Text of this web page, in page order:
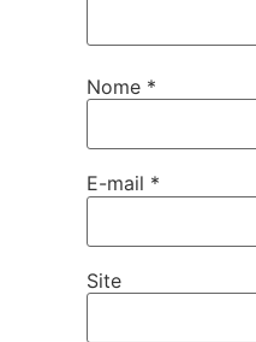
Nome *
E-mail *
Site